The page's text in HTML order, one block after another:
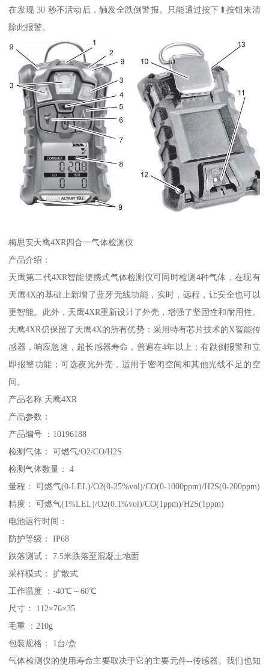
在发现 30 秒不活动后，触发全跌倒警报。只能通过按下⬆按钮来清
除此报警。
梅思安天鹰4XR四合一气体检测仪
产品介绍：
天鹰第二代4XR智能便携式气体检测仪可同时检测4种气体，在现有
天鹰4X的基础上新增了蓝牙无线功能，实时，远程，让安全也可以
更智能。此外，天鹰4XR重新设计了外壳，增强了坚固性和耐用性。
天鹰4XR仍保留了天鹰4X的所有优势：采用特有芯片技术的X智能传
感器，响应急速，超长感器寿命，普遍在4年以上；有跌倒报警和立
即报警功能；可选夜光外壳，适用于密闭空间和其他光线不足的空
间。
产品名称 天鹰4XR
产品参数：
产品编号 ：10196188
检测气体： 可燃气/O2/CO/H2S
检测气体数量： 4
量程： 可燃气(0-LEL)/O2(0-25%vol)/CO(0-1000ppm)/H2S(0-200ppm)
精度： 可燃气(1%LEL)/O2(0.1%vol)/CO(1ppm)/H2S(1ppm)
电池运行时间：
防护等级： IP68
跌落测试： 7.5米跌落至混凝土地面
采样模式： 扩散式
工作温度 ：-40℃～60℃
尺寸： 112×76×35
毛重 ：210g
包装规格： 1台/盒
气体检测仪的使用寿命主要取决于它的主要元件--传感器。我们也知